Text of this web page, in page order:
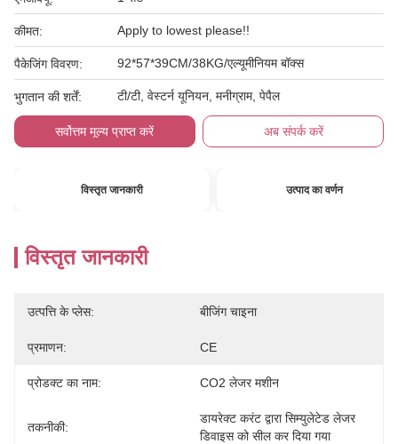
कीमत: Apply to lowest please!!
पैकेजिंग विवरण: 92*57*39CM/38KG/एल्यूमीनियम बॉक्स
भुगतान की शर्तें: टी/टी, वेस्टर्न यूनियन, मनीग्राम, पेपैल
सर्वोत्तम मूल्य प्राप्त करें अब संपर्क करें
विस्तृत जानकारी उत्पाद का वर्णन
विस्तृत जानकारी
उत्पत्ति के प्लेस: बीजिंग चाइना
प्रमाणन: CE
प्रोडक्ट का नाम: CO2 लेजर मशीन
तकनीकी:
डायरेक्ट करंट द्वारा सिम्युलेटेड लेजर
डिवाइस को सील कर दिया गया